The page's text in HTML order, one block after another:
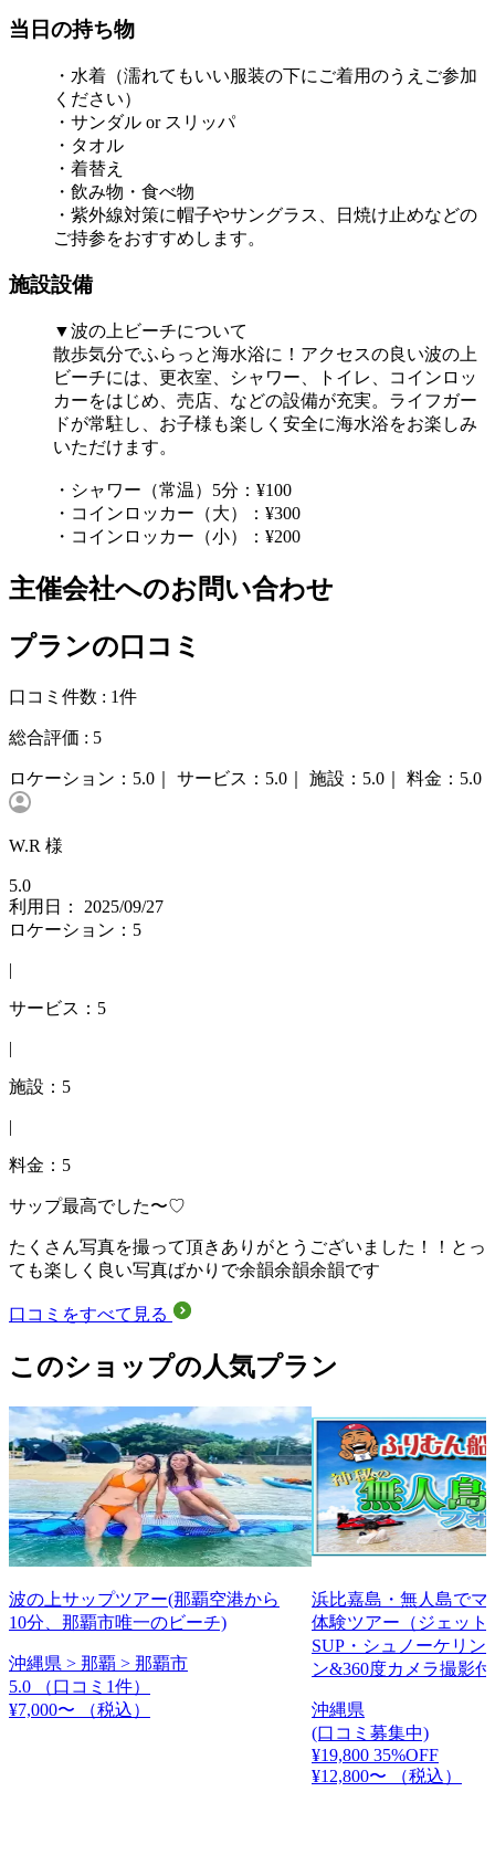
当日の持ち物
・水着（濡れてもいい服装の下にご着用のうえご参加
ください）
・サンダル or スリッパ
・タオル
・着替え
・飲み物・食べ物
・紫外線対策に帽子やサングラス、日焼け止めなどの
ご持参をおすすめします。
施設設備
▼波の上ビーチについて
散歩気分でふらっと海水浴に！アクセスの良い波の上
ビーチには、更衣室、シャワー、トイレ、コインロッ
カーをはじめ、売店、などの設備が充実。ライフガー
ドが常駐し、お子様も楽しく安全に海水浴をお楽しみ
いただけます。
・シャワー（常温）5分：¥100
・コインロッカー（大）：¥300
・コインロッカー（小）：¥200
主催会社へのお問い合わせ
プランの口コミ
口コミ件数 : 1件
総合評価 : 5
ロケーション： 5.0｜ サービス： 5.0｜ 施設： 5.0｜ 料金： 5.0
W.R 様
5.0
利用日： 2025/09/27
ロケーション：5
|
サービス：5
|
施設：5
|
料金：5
サップ最高でした〜♡
たくさん写真を撮って頂きありがとうございました！！とっ
ても楽しく良い写真ばかりで余韻余韻余韻です
口コミをすべて見る
このショップの人気プラン
波の上サップツアー(那覇空港から
10分、那覇市唯一のビーチ)
沖縄県 > 那覇 > 那覇市
5.0
（口コミ1件）
¥7,000〜
（税込）
浜比嘉島・無人島でマ
体験ツアー（ジェット
SUP・シュノーケリ
ン&360度カメラ撮影
沖縄県
(口コミ募集中)
¥19,800 35%OFF
¥12,800〜
（税込）